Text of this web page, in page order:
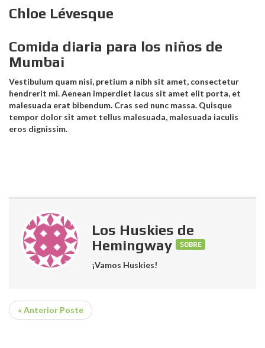
Chloe Lévesque
Comida diaria para los niños de
Mumbai
Vestibulum quam nisi, pretium a nibh sit amet, consectetur
hendrerit mi. Aenean imperdiet lacus sit amet elit porta, et
malesuada erat bibendum. Cras sed nunc massa. Quisque
tempor dolor sit amet tellus malesuada, malesuada iaculis
eros dignissim.
Los Huskies de
Hemingway
SOBRE
¡Vamos Huskies!
« Anterior Poste